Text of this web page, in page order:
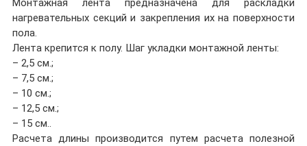
Монтажная лента предназначена для раскладки
нагревательных секций и закрепления их на поверхности
пола.
Лента крепится к полу. Шаг укладки монтажной ленты:
– 2,5 см.;
– 7,5 см.;
– 10 см.;
– 12,5 см.;
– 15 см..
Расчета длины производится путем расчета полезной